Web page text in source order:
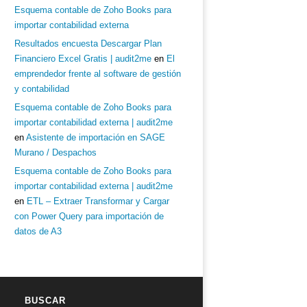
Esquema contable de Zoho Books para
importar contabilidad externa
Resultados encuesta Descargar Plan
Financiero Excel Gratis | audit2me en El
emprendedor frente al software de gestión
y contabilidad
Esquema contable de Zoho Books para
importar contabilidad externa | audit2me
en Asistente de importación en SAGE
Murano / Despachos
Esquema contable de Zoho Books para
importar contabilidad externa | audit2me
en ETL – Extraer Transformar y Cargar
con Power Query para importación de
datos de A3
BUSCAR